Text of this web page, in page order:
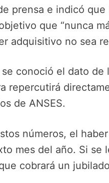
prensa e indicó
que “nunca
adquisitivo no sea
conoció el dato
repercutirá
de ANSES.
números, el
mes del año. Si se
cobrará un